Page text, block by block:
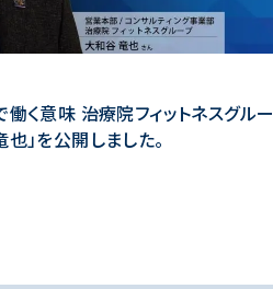
働く意味 治療院フィットネスグルー
」を公開しました。